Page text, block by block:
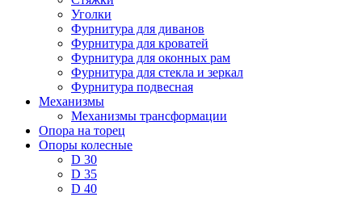
Уголки
Фурнитура для диванов
Фурнитура для кроватей
Фурнитура для оконных рам
Фурнитура для стекла и зеркал
Фурнитура подвесная
Механизмы
Механизмы трансформации
Опора на торец
Опоры колесные
D 30
D 35
D 40